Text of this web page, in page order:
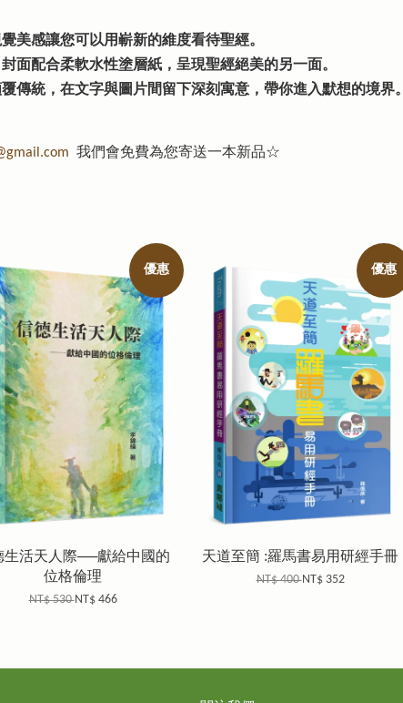
美感讓您可以用嶄新的維度看待聖經。
面配合柔軟水性塗層紙，呈現聖經絕美的另一面。
傳統，在文字與圖片間留下深刻寓意，帶你進入默想的境界。
我們會免費為您寄送一本新品☆
優惠
生活天人際──獻給中國的
位格倫理
NT$ 530NT$ 466
優惠
天道至簡 :羅馬書易用研經手冊
NT$ 400NT$ 352